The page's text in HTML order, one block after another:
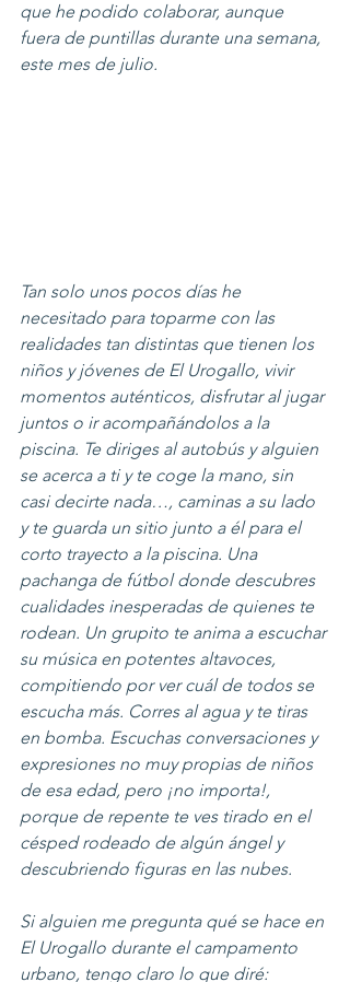
que he podido colaborar, aunque
fuera de puntillas durante una semana,
este mes de julio.
Tan solo unos pocos días he
necesitado para toparme con las
realidades tan distintas que tienen los
niños y jóvenes de El Urogallo, vivir
momentos auténticos, disfrutar al jugar
juntos o ir acompañándolos a la
piscina. Te diriges al autobús y alguien
se acerca a ti y te coge la mano, sin
casi decirte nada…, caminas a su lado
y te guarda un sitio junto a él para el
corto trayecto a la piscina. Una
pachanga de fútbol donde descubres
cualidades inesperadas de quienes te
rodean. Un grupito te anima a escuchar
su música en potentes altavoces,
compitiendo por ver cuál de todos se
escucha más. Corres al agua y te tiras
en bomba. Escuchas conversaciones y
expresiones no muy propias de niños
de esa edad, pero ¡no importa!,
porque de repente te ves tirado en el
césped rodeado de algún ángel y
descubriendo figuras en las nubes.
Si alguien me pregunta qué se hace en
El Urogallo durante el campamento
urbano, tengo claro lo que diré: